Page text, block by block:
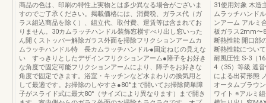
商品の色は、印刷の特性上実物とは多少異なる場合がございま
すのでご了承ください。掲載価格には、消費税、ガラス代（ガ
ラス組込商品を除く）、組立代、取付費、運賃等は含まれてお
りません。30カムラッチハンドル装飾窓横すべり出し窓いった
ん開くストッパー解除ガラス外面を掃除フリクションアームカ
ムラッチハンドル特 長カムラッチハンドル●固定ねじの見えな
い すっきりとしたデザインフリクションアーム●障子をお好き
な角度で固定可能フリクションアームにより、障子をお好きな
角度で固定できます。浴室・キッチンなど水まわりの換気用と
して最適です。お掃除のしやすさ●80°まで開いてお掃除簡単障
子がスライド式に最大80°（サイズにより異なります）まで開き
31使用対象 木造
ムラッチハンド
ンアーム アルミ
板ガラス2mm〜
断熱性能 開口部
断熱性能につい
耐風圧性 S-3（
4（35）等級 遮
による出荷形態
オータムブラウ
ワイト ※アルミ